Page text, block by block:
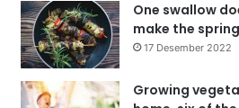
One swallow
make the spring
17 Desember 2022
Growing